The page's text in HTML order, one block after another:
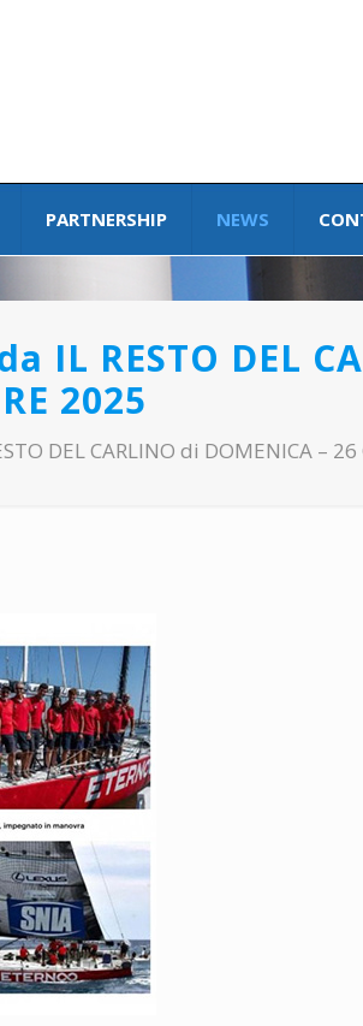
PARTNERSHIP NEWS
IL RESTO DEL
2025
DEL CARLINO di DOMENICA – 26